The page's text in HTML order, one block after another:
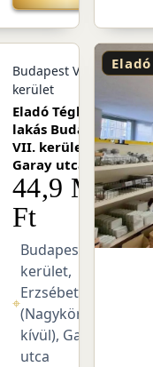
Budapest VII.
kerület
Eladó Tégla
lakás Budapest
VII. kerület,
Garay utca
44,9 M
Ft
⌖
Budapest VII.
kerület,
Erzsébetváros
(Nagykörúton
kívül), Garay
utca
Eladó